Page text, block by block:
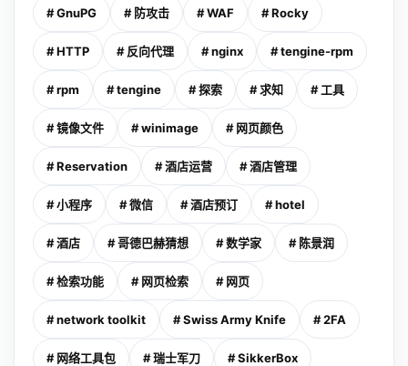
# GnuPG # 防攻击 # WAF # Rocky
# HTTP # 反向代理 # nginx # tengine-rpm
# rpm # tengine # 探索 # 求知 # 工具
# 镜像文件 # winimage # 网页颜色
# Reservation # 酒店运营 # 酒店管理
# 小程序 # 微信 # 酒店预订 # hotel
# 酒店 # 哥德巴赫猜想 # 数学家 # 陈景润
# 检索功能 # 网页检索 # 网页
# network toolkit # Swiss Army Knife # 2FA
# 网络工具包 # 瑞士军刀 # SikkerBox